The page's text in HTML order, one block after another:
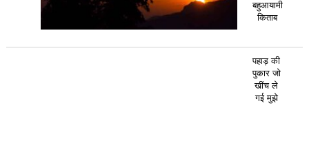
बहुआयामी
किताब
पहाड़ की
पुकार जो
खींच ले
गई मुझे